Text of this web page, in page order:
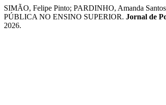
SIMÃO, Felipe Pinto; PARDINHO, Amanda
PÚBLICA NO ENSINO SUPERIOR. Jornal de
2026.